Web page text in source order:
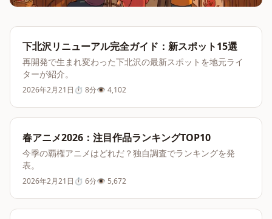
下北沢リニューアル完全ガイド：新スポット15選
再開発で生まれ変わった下北沢の最新スポットを地元ライ
ターが紹介。
2026年2月21日 ⏱ 8分👁 4,102
春アニメ2026：注目作品ランキングTOP10
今季の覇権アニメはどれだ？独自調査でランキングを発
表。
2026年2月21日 ⏱ 6分👁 5,672